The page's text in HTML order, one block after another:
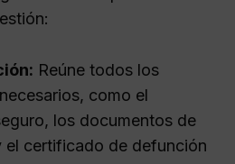
Reúne todos los
como el
los documentos de
el certificado de defunción